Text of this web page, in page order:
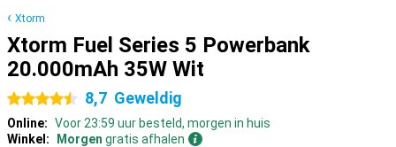
Xtorm
Xtorm Fuel Series 5 Powerbank
20.000mAh 35W Wit
4.5 sterren
8,7 Geweldig
Online: Voor 23:59 uur besteld, morgen in huis
Winkel:
Morgen gratis afhalen